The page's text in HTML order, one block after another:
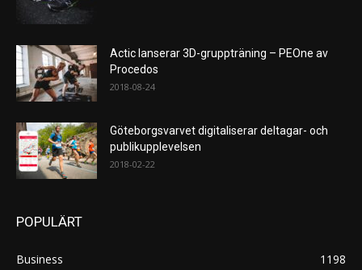
Actic lanserar 3D-gruppträning – PEOne av
Procedos
2018-08-24
Göteborgsvarvet digitaliserar deltagar- och
publikupplevelsen
2018-02-22
POPULÄRT
Business
1198